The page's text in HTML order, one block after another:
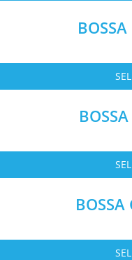
BOSSA